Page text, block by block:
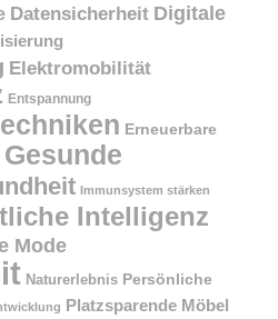
Datensicherheit Digitale
Elektromobilität
Entspannung
Erneuerbare
Gesunde
Immunsystem stärken
Intelligenz
Mode
Naturerlebnis Persönliche
Platzsparende Möbel